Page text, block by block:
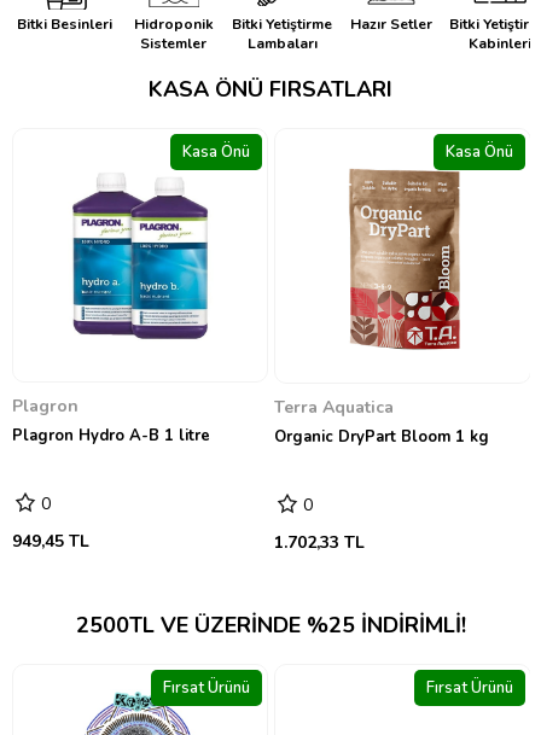
Bitki Besinleri
Hidroponik
Sistemler
Bitki Yetiştirme
Lambaları
Hazır Setler
Bitki
Kabinleri
KASA ÖNÜ FIRSATLARI
Terra Aquatica
Organic DryPart Bloom 1 kg
0
1.702,33 TL
Kasa Önü
GreenPlanet Nutrients
GreenPlanet Dual Fuel 1&2 4
13.281,41 TL
Kasa Önü
2500TL VE ÜZERINDE %25 INDIRIMLI!
Fırsat Ürünü Fırsat